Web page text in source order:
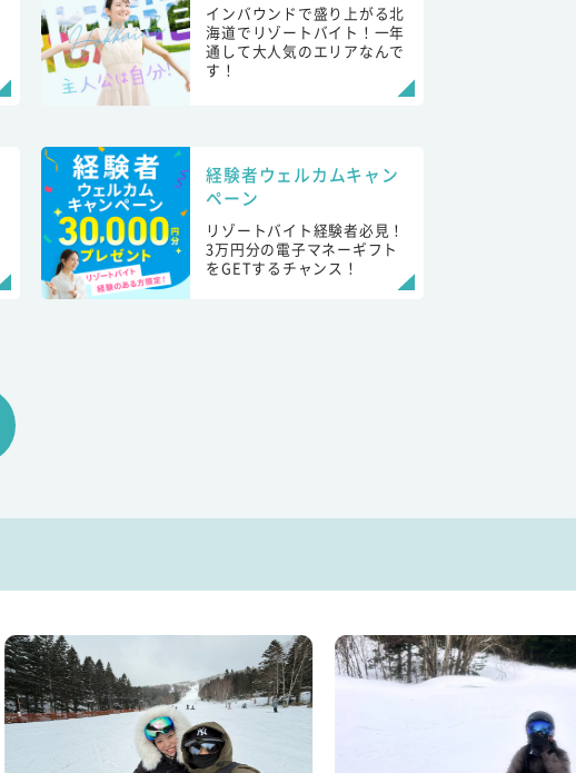
インバウンドで盛り上がる北
海道でリゾートバイト！一年
通して大人気のエリアなんで
す！
経験者ウェルカムキャン
ペーン
リゾートバイト経験者必見！
3万円分の電子マネーギフト
をGETするチャンス！